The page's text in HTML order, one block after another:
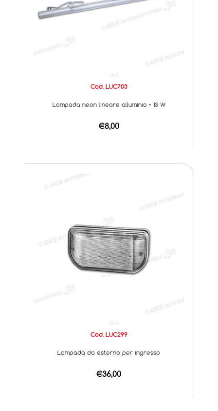
Cod. LUC703
Lampada neon lineare alluminio • 13 W
€8,00
Cod. LUC299
Lampada da esterno per ingresso
€36,00